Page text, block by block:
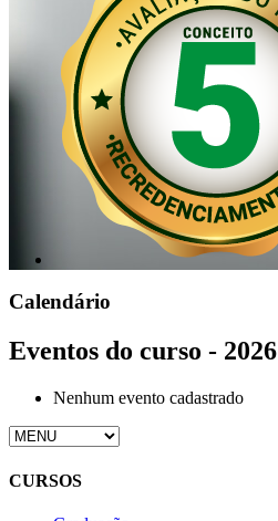
Calendário
Eventos do curso - 2026
Nenhum evento cadastrado
CURSOS